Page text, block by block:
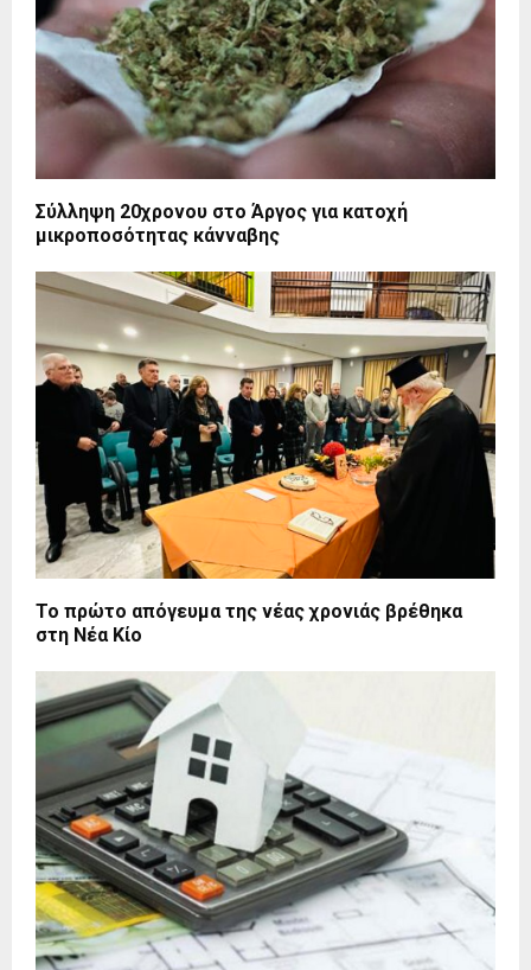
Σύλληψη 20χρονου στο Άργος για κατοχή
μικροποσότητας κάνναβης
Το πρώτο απόγευμα της νέας χρονιάς βρέθηκα
στη Νέα Κίο